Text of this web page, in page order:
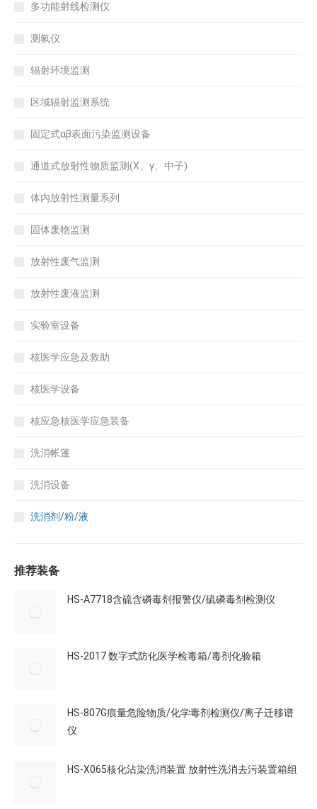
多功能射线检测仪
测氡仪
辐射环境监测
区域辐射监测系统
固定式αβ表面污染监测设备
通道式放射性物质监测(X、γ、中子)
体内放射性测量系列
固体废物监测
放射性废气监测
放射性废液监测
实验室设备
核医学应急及救助
核医学设备
核应急核医学应急装备
洗消帐篷
洗消设备
洗消剂/粉/液
推荐装备
HS-A7718含硫含磷毒剂报警仪/硫磷毒剂检测仪
HS-2017 数字式防化医学检毒箱/毒剂化验箱
HS-807G痕量危险物质/化学毒剂检测仪/离子迁移谱
仪
HS-X065核化沾染洗消装置 放射性洗消去污装置箱组